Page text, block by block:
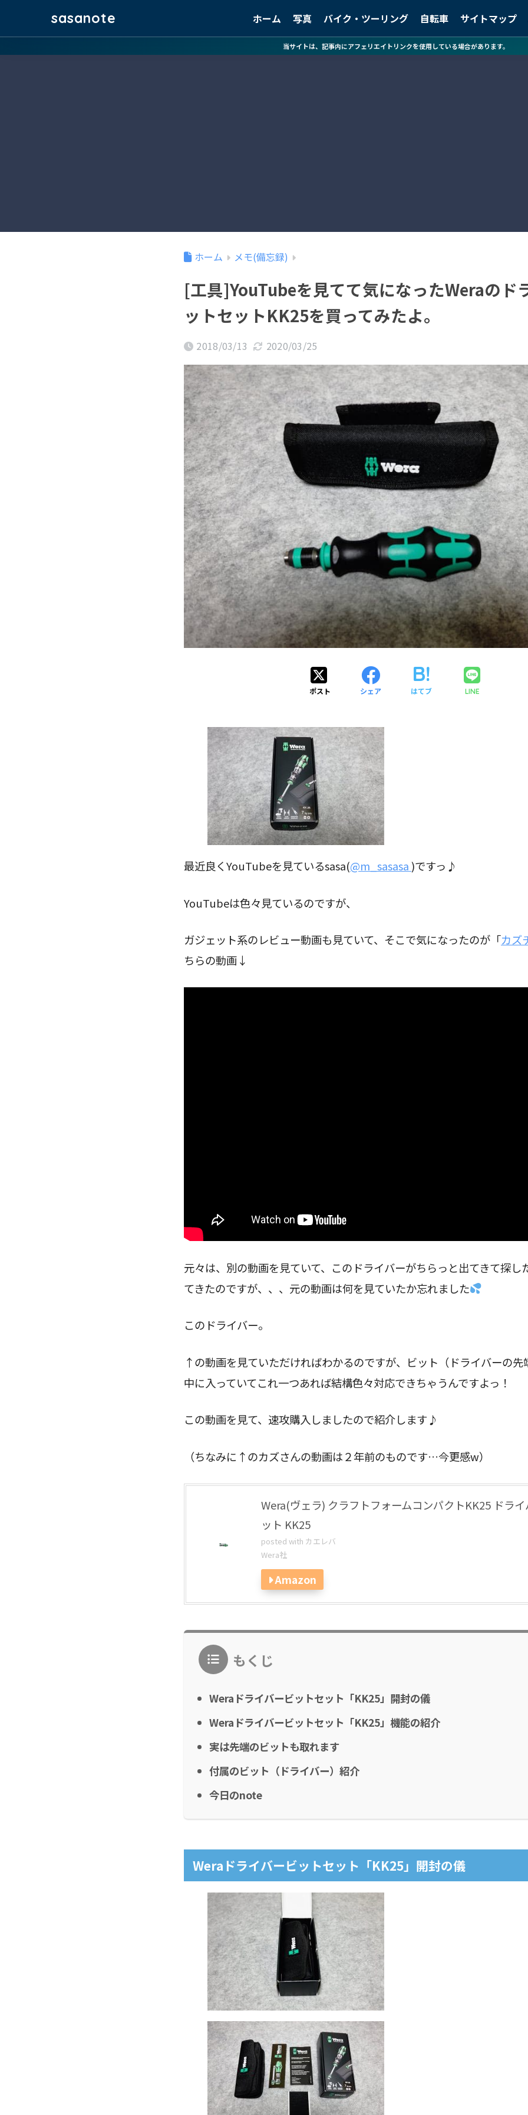
sasanote ホーム 写真 バイク・ツーリング 自転車 サイトマップ
当サイトは、記事内にアフェリエイトリンクを使用している場合があります。
ホーム メモ(備忘録)
[工具]YouTubeを見てて気になったWeraのド
ットセットKK25を買ってみたよ。
2018/03/13 2020/03/25
ポスト シェア はてブ LINE
最近良くYouTubeを見ているsasa(@m_sasasa )ですっ♪
YouTubeは色々見ているのですが、
ガジェット系のレビュー動画も見ていて、そこで気になったのが「カズ
ちらの動画↓
元々は、別の動画を見ていて、このドライバーがちらっと出てきて探し
てきたのですが、、、元の動画は何を見ていたか忘れました
このドライバー。
↑の動画を見ていただければわかるのですが、ビット（ドライバーの先
中に入っていてこれ一つあれば結構色々対応できちゃうんですよっ！
この動画を見て、速攻購入しましたので紹介します♪
（ちなみに↑のカズさんの動画は２年前のものです…今更感w）
Wera(ヴェラ) クラフトフォームコンパクトKK25 ドラ
ット KK25
posted with カエレバ
Wera社
Amazon
もくじ
Weraドライバービットセット「KK25」開封の儀
Weraドライバービットセット「KK25」機能の紹介
実は先端のビットも取れます
付属のビット（ドライバー）紹介
今日のnote
Weraドライバービットセット「KK25」開封の儀